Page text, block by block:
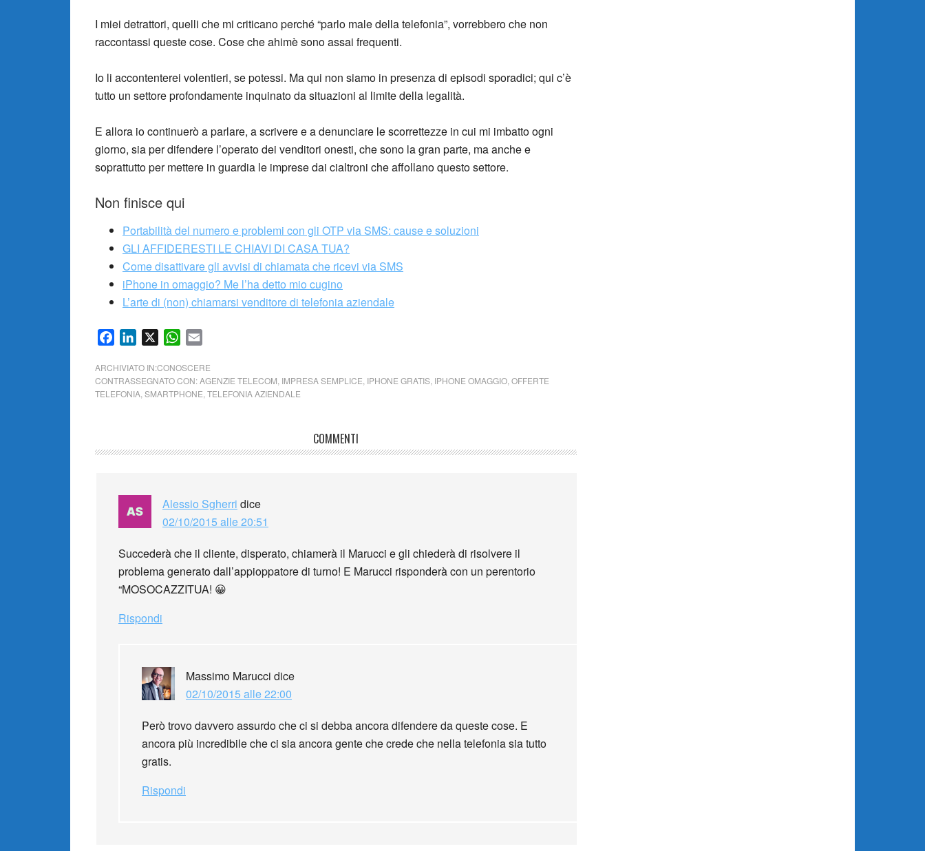
I miei detrattori, quelli che mi criticano perché “parlo male della telefonia”, vorrebbero che non
raccontassi queste cose. Cose che ahimè sono assai frequenti.
Io li accontenterei volentieri, se potessi. Ma qui non siamo in presenza di episodi sporadici; qui c’è
tutto un settore profondamente inquinato da situazioni al limite della legalità.
E allora io continuerò a parlare, a scrivere e a denunciare le scorrettezze in cui mi imbatto ogni
giorno, sia per difendere l’operato dei venditori onesti, che sono la gran parte, ma anche e
soprattutto per mettere in guardia le imprese dai cialtroni che affollano questo settore.
Non finisce qui
Portabilità del numero e problemi con gli OTP via SMS: cause e soluzioni
GLI AFFIDERESTI LE CHIAVI DI CASA TUA?
Come disattivare gli avvisi di chiamata che ricevi via SMS
iPhone in omaggio? Me l’ha detto mio cugino
L’arte di (non) chiamarsi venditore di telefonia aziendale
FacebookLinkedIn WhatsApp
ARCHIVIATO IN:CONOSCERE
CONTRASSEGNATO CON:AGENZIE TELECOM IMPRESA SEMPLICE IPHONE GRATIS IPHONE OMAGGIO OFFERTE
TELEFONIA SMARTPHONE TELEFONIA AZIENDALE
COMMENTI
Alessio Sgherri dice
02/10/2015 alle 20:51
Succederà che il cliente, disperato, chiamerà il Marucci e gli chiederà di risolvere il
problema generato dall’appioppatore di turno! E Marucci risponderà con un perentorio
“MOSOCAZZITUA! 😀
Rispondi
Massimo Marucci dice
02/10/2015 alle 22:00
Però trovo davvero assurdo che ci si debba ancora difendere da queste cose. E
ancora più incredibile che ci sia ancora gente che crede che nella telefonia sia tutto
gratis.
Rispondi